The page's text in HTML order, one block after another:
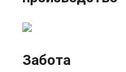
Забота